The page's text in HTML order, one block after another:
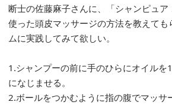
断士の佐藤麻子さんに、「シャンピュア
使った頭皮マッサージの方法を教えても
ムに実践してみて欲しい。
1.シャンプーの前に手のひらにオイルを
になじませる。
2.ボールをつかむように指の腹でマッサ